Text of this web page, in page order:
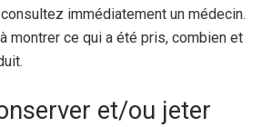
immédiatement un médecin.
montrer ce qui a été pris, combien et
et/ou jeter